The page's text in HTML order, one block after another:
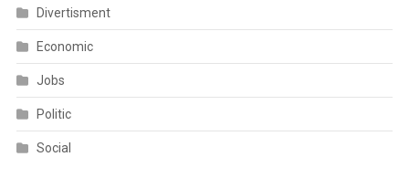
Divertisment
Economic
Jobs
Politic
Social